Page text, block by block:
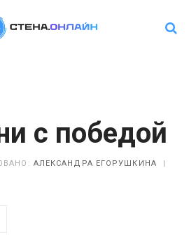
с победой
АЛЕКСАНДРА ЕГОРУШКИНА